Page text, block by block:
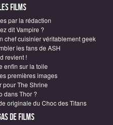
Films
par la rédaction
dit Vampire ?
chef cuisinier véritablement geek
les fans de ASH
revient !
enfin sur la toile
premières images
pour The Shrine
dans Thor ?
originale du Choc des Titans
de Films